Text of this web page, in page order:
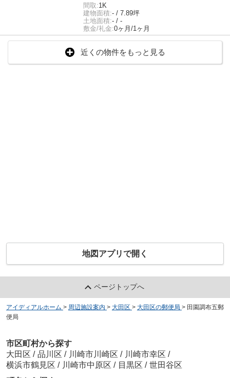
間取:1K
建物面積:- / 7.89坪
土地面積:- / -
敷金/礼金:0ヶ月/1ヶ月
近くの物件をもっと見る
地図アプリで開く
ページトップへ
アイディアルホーム > 周辺施設案内 > 大田区 > 大田区の郵便局 > 田園調布五郵
便局
市区町村から探す
大田区 / 品川区 / 川崎市川崎区 / 川崎市幸区 /
横浜市鶴見区 / 川崎市中原区 / 目黒区 / 世田谷区